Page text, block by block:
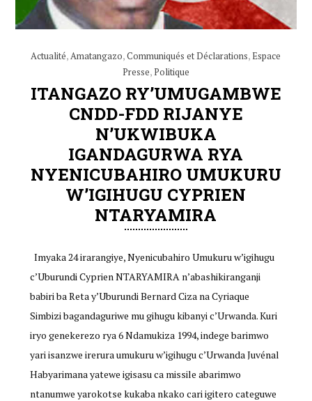
Actualité,Amatangazo,Communiqués et Déclarations,Espace
Presse,Politique
ITANGAZO RY’UMUGAMBWE
CNDD-FDD RIJANYE
N’UKWIBUKA
IGANDAGURWA RYA
NYENICUBAHIRO UMUKURU
W’IGIHUGU CYPRIEN
NTARYAMIRA
Imyaka 24 irarangiye, Nyenicubahiro Umukuru w’igihugu
c’Uburundi Cyprien NTARYAMIRA n’abashikiranganji
babiri ba Reta y’Uburundi Bernard Ciza na Cyriaque
Simbizi bagandaguriwe mu gihugu kibanyi c’Urwanda. Kuri
iryo genekerezo rya 6 Ndamukiza 1994, indege barimwo
yari isanzwe irerura umukuru w’igihugu c’Urwanda Juvénal
Habyarimana yatewe igisasu ca missile abarimwo
ntanumwe yarokotse kukaba nkako cari igitero categuwe